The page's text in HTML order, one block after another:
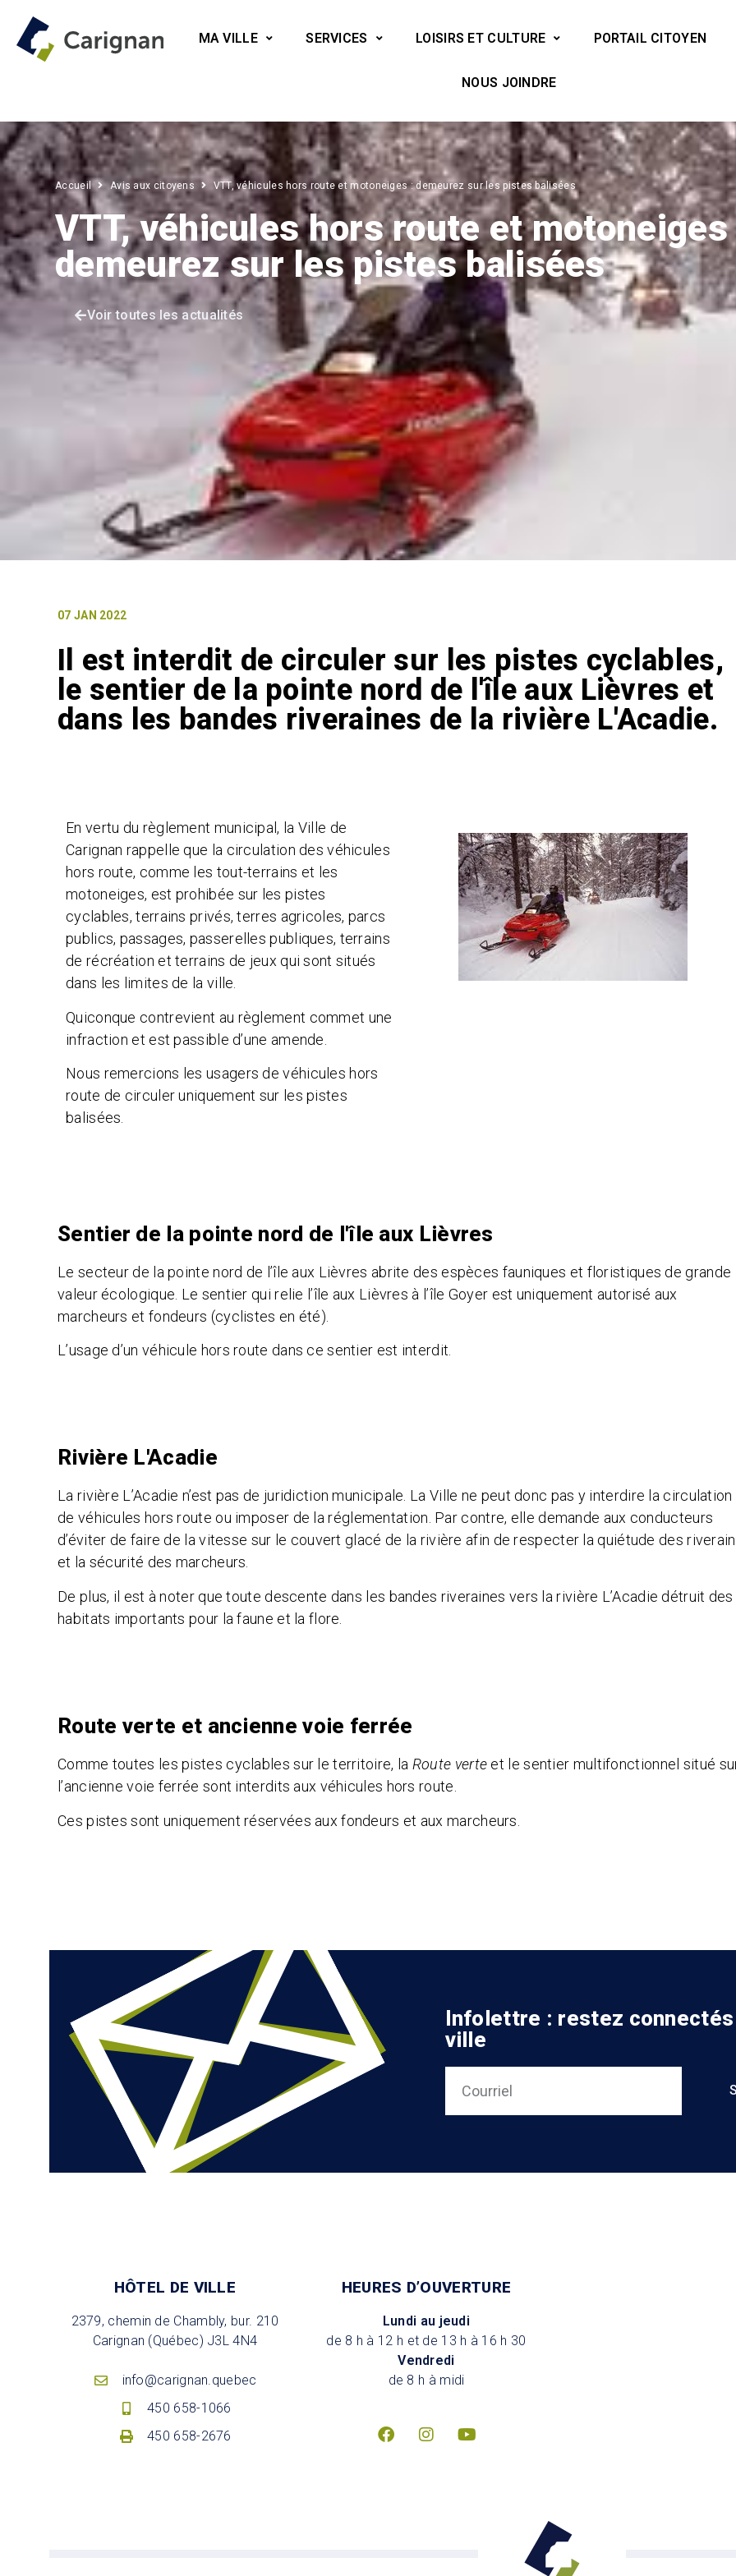
MA VILLE SERVICES LOISIRS ET CULTURE PORTAIL CITOYEN
NOUS JOINDRE
Accueil Avis aux citoyens VTT, véhicules hors route et motoneiges : demeurez sur les pistes balisées
VTT, véhicules hors route et
demeurez sur les pistes balisées
Voir toutes les actualités
07 JAN 2022
Il est interdit de circuler sur les pistes cyclables,
le sentier de la pointe nord de l'île aux Lièvres et
dans les bandes riveraines de la rivière L'Acadie.
En vertu du règlement municipal, la Ville de
Carignan rappelle que la circulation des véhicules
hors route, comme les tout-terrains et les
motoneiges, est prohibée sur les pistes
cyclables, terrains privés, terres agricoles, parcs
publics, passages, passerelles publiques, terrains
de récréation et terrains de jeux qui sont situés
dans les limites de la ville.
Quiconque contrevient au règlement commet une
infraction et est passible d’une amende.
Nous remercions les usagers de véhicules hors
route de circuler uniquement sur les pistes
balisées.
Sentier de la pointe nord de l'île aux Lièvres
Le secteur de la pointe nord de l’île aux Lièvres abrite des espèces fauniques et floristiques de grande
valeur écologique. Le sentier qui relie l’île aux Lièvres à l’île Goyer est uniquement autorisé aux
marcheurs et fondeurs (cyclistes en été).
L’usage d’un véhicule hors route dans ce sentier est interdit.
Rivière L'Acadie
La rivière L’Acadie n’est pas de juridiction municipale. La Ville ne peut donc pas y interdire la circulation
de véhicules hors route ou imposer de la réglementation. Par contre, elle demande aux conducteurs
d’éviter de faire de la vitesse sur le couvert glacé de la rivière afin de respecter la quiétude des
et la sécurité des marcheurs.
De plus, il est à noter que toute descente dans les bandes riveraines vers la rivière L’Acadie détruit des
habitats importants pour la faune et la flore.
Route verte et ancienne voie ferrée
Comme toutes les pistes cyclables sur le territoire, la Route verte et le sentier multifonctionnel situé
l’ancienne voie ferrée sont interdits aux véhicules hors route.
Ces pistes sont uniquement réservées aux fondeurs et aux marcheurs.
Infolettre : restez
ville
HÔTEL DE VILLE
2379, chemin de Chambly, bur. 210
Carignan (Québec) J3L 4N4
info@carignan.quebec
450 658-1066
450 658-2676
HEURES D’OUVERTURE
Lundi au jeudi
de 8 h à 12 h et de 13 h à 16 h 30
Vendredi
de 8 h à midi